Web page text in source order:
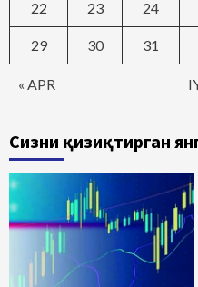
« APR
22 23 24
29 30 31
Сизни қизиқтирган